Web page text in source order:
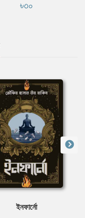
৳৩০
ইনফার্নো